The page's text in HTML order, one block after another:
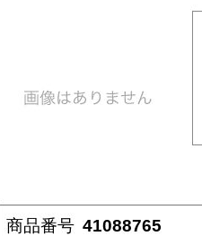
商品番号 41088765